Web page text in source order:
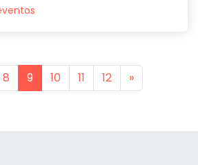
8 9 10 11 12 »Next